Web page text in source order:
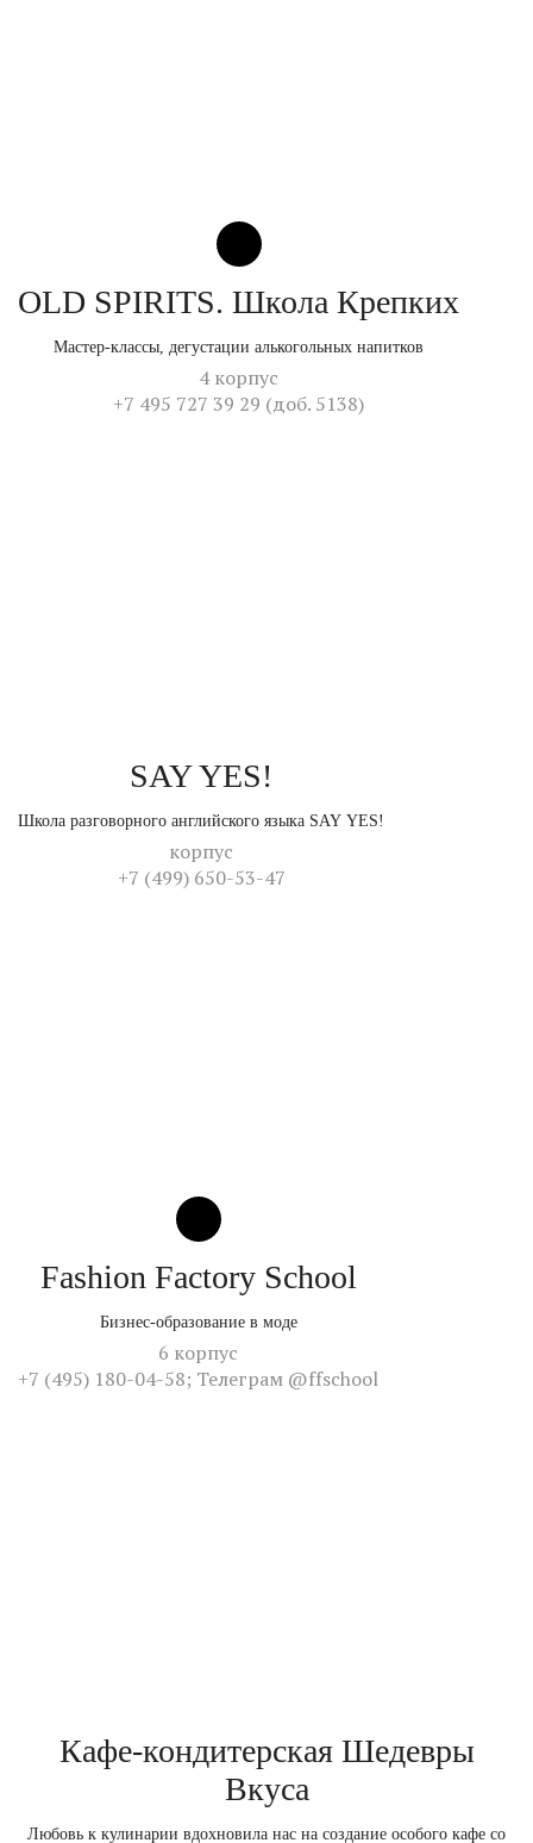
OLD SPIRITS. Школа Крепких
Мастер-классы, дегустации алькогольных напитков
4 корпус
+7 495 727 39 29 (доб. 5138)
SAY YES!
Школа разговорного английского языка SAY YES!
корпус
+7 (499) 650-53-47
Fashion Factory School
Бизнес-образование в моде
6 корпус
+7 (495) 180-04-58; Телеграм @ffschool
Кафе-кондитерская Шедевры
Вкуса
Любовь к кулинарии вдохновила нас на создание особого кафе со